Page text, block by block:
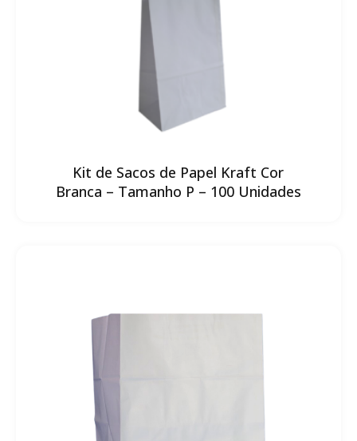
Kit de Sacos de Papel Kraft Cor
Branca – Tamanho P – 100 Unidades